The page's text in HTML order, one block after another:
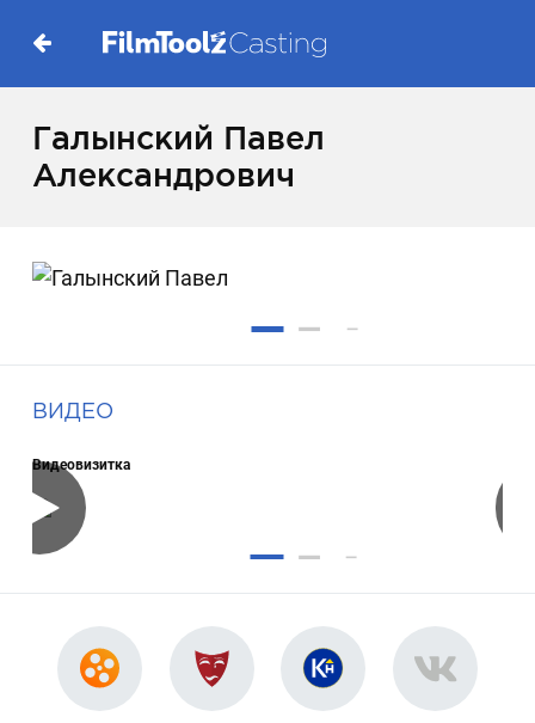
Галынский Павел
Александрович
ВИДЕО
Видеовизитка